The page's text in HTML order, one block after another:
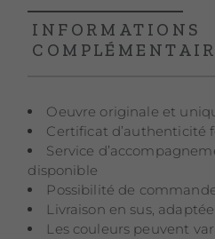
INFORMATIONS
Oeuvre originale et
Certificat d’authenticité
Service
disponible
Possibilité de
Livraison en sus,
Les couleurs peuvent